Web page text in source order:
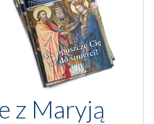
z Maryją